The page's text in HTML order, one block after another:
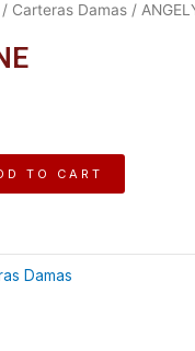
/ Carteras Damas /
TO CART
Damas